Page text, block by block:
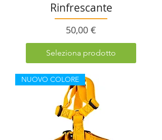
Rinfrescante
Prezzo
50,00 €
Seleziona prodotto
NUOVO COLORE